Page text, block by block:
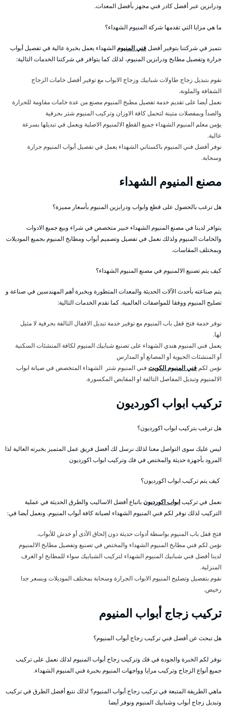
ودرابزين عبر أفضل كادر فني مجهز بأفضل المعدات.
ما هي مزايا التي تقدمها شركة المنيوم الشهداء؟
نتميز في شركتنا بتوفير أفضلفني المنيومالشهداء يعمل بخبرة عالية في تفصيل أبواب
جرارة وتفصيل مطابخ ودرابزين المنيوم، لذلك كما يتوافر في شركتنا الخدمات التالية:
نقوم بتبديل زجاج طاولات شبابيك وزجاج الابواب مع توفير أفضل خامات الزجاج
الشفافة والملونة.
نعمل أيضا على تقديم خدمة تفصيل مطبخ المنيوم مصنع من عدة خامات مقاومة للحرارة
والصدأ وبمفصلات متينة لتحمل كافة الاوزان وتركيب المنيوم شتر بحرفية
يؤمن معلم المنيوم الشهداء جميع القطع الالمنيوم الاصلية ويعمل في تبديلها بسرعة
عالية.
نوفر أفضل فني المنيوم باكستاني الشهداء يعمل في تفصيل أبواب المنيوم جرارة
وسحابة.
مصنع المنيوم الشهداء
هل ترغب بالحصول على قطع وابواب ودرابزين المنيوم بأسعار مميزة؟
يتوافر لدينا في مصنع المنيوم الشهداء خبير متخصص في شراء وبيع جميع الادوات
والخامات المنيوم ولذلك نعمل في تفصيل وتصميم أبواب ومطابخ المنيوم بجميع الموديلات
وبمختلف المقاسات.
كيف يتم تصنيع الالمنيوم في مصنع المنيوم الشهداء؟
يتم صناعته بأحدث الآلات الحديثة والمعدات المتطورة وبخبرة أهم المهندسين في صناعة و
تصليح المنيوم ووفقا للمواصفات العالمية. كما نقدم الخدمات التالية:
نوفر خدمة فتح قفل باب المنيوم مع توفير خدمة تبديل الاقفال التالفة بحرفية لا مثيل
لها.
يعمل فني المنيوم هندي الشهداء على تصنيع شبابيك المنيوم لكافة المنشئات السكنية
أو المنشئات الحيوية أو المصانع أو المدارس
نؤمن لكم فني المنيوم الكويت فني المنيوم شتر الشهداء المتخصص في صيانة ابواب
الالمنيوم وتبديل المفاصل التالفة او المقابض المكسورة.
تركيب ابواب اكورديون
هل ترغب بتركيب ابواب اكورديون؟
ليس عليك سوى التواصل معنا لذلك نرسل لك أفضل فريق عمل المتميز بخبرته العالية لذا
المزود بأجهزة حديثة والمختص في فك وتركيب ابواب اكورديون
كيف يتم تركيب ابواب اكورديون؟
نعمل في تركيبابواب اكورديونباتباع أفضل الاساليب والطرق الحديثة في عملية
التركيب لذلك نوفر لكم فني المنيوم الشهداء لصيانة كافة أبواب المنيوم. ونعمل أيضا في:
فتح قفل باب المنيوم بواسطة أدوات حديثة دون إلحاق الأذى أو خدش للأبواب.
نؤمن لكم فني مطابخ المنيوم الشهداء والمختص في تصنيع وتفصيل مطابخ الالمنيوم
لدينا أفضل فني شبابيك المنيوم الشهداء لتركيب الشبابيك سواء للمطابخ او الغرف
المنزلية.
نقوم بتفصيل وتصليح المنيوم الابواب الجرارة وسحابة بمختلف الموديلات وبسعر جدا
رخيص.
تركيب زجاج أبواب المنيوم
هل تبحث عن أفضل فني تركيب زجاج أبواب المنيوم؟
نوفر لكم الخبرة والجودة في فك وتركيب زجاج أبواب المنيوم لذلك نعمل على تركيب
جميع أنواع الزجاج وتركيب مرايا وواجهات المنيوم بخبرة فني المنيوم الشهداء.
ماهي الطريقة المتبعة في تركيب زجاج أبواب المنيوم؟ لذلك نتبع أفضل الطرق في تركيب
وتبديل زجاج أبواب وشبابيك المنيوم ونوفر أيضا